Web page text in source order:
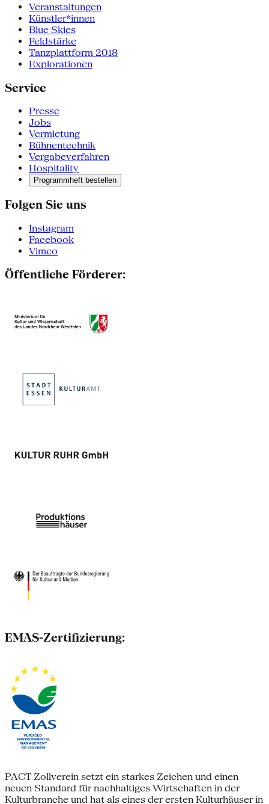
Veranstaltungen
Künstler*innen
Blue Skies
Feldstärke
Tanzplattform 2018
Explorationen
Service
Presse
Jobs
Vermietung
Bühnentechnik
Vergabeverfahren
Hospitality
Programmheft bestellen
Folgen Sie uns
Instagram
Facebook
Vimeo
Öffentliche Förderer:
EMAS-Zertifizierung:
PACT Zollverein setzt ein starkes Zeichen und einen
neuen Standard für nachhaltiges Wirtschaften in der
Kulturbranche und hat als eines der ersten Kulturhäuser in